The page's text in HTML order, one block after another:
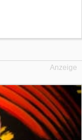
Anzeige